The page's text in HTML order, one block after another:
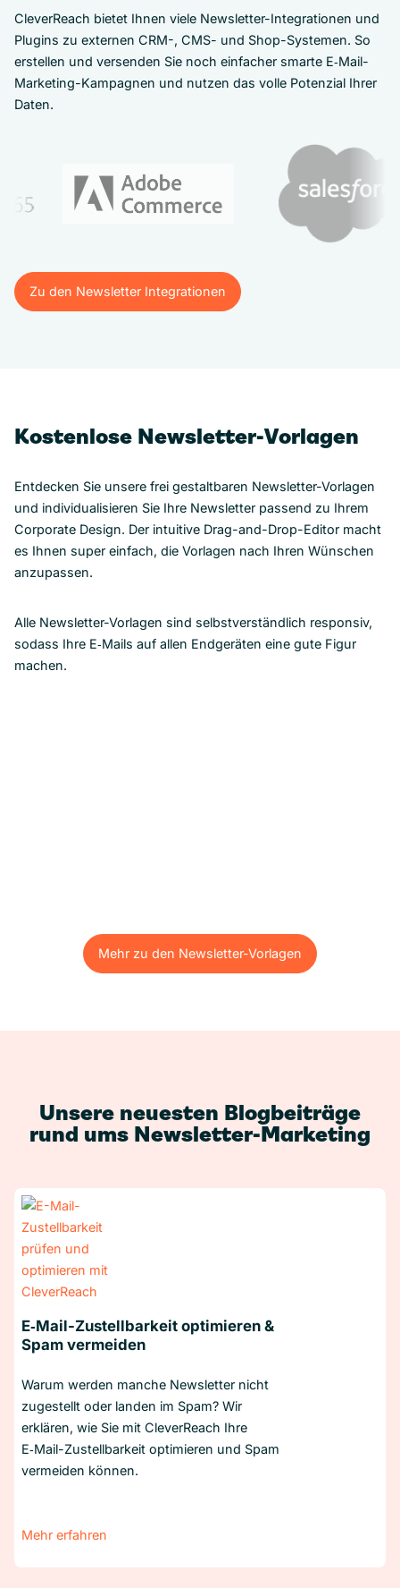
CleverReach bietet Ihnen viele Newsletter-Integrationen und
Plugins zu externen CRM-, CMS- und Shop-Systemen. So
erstellen und versenden Sie noch einfacher smarte E‑Mail-
Marketing-Kampagnen und nutzen das volle Potenzial Ihrer
Daten.
Zu den Newsletter Integrationen
Zu den Newsletter Integrationen
Kostenlose Newsletter-Vorlagen
Entdecken Sie unsere frei gestaltbaren Newsletter-Vorlagen
und individualisieren Sie Ihre Newsletter passend zu Ihrem
Corporate Design. Der intuitive Drag-and-Drop-Editor macht
es Ihnen super einfach, die Vorlagen nach Ihren Wünschen
anzupassen.
Alle Newsletter-Vorlagen sind selbstverständlich responsiv,
sodass Ihre E‑Mails auf allen Endgeräten eine gute Figur
machen.
Mehr zu den Newsletter-Vorlagen
Mehr zu den Newsletter-Vorlagen
Unsere neuesten Blogbeiträge
rund ums Newsletter-Marketing
E‑Mail-Zustellbarkeit optimieren &
Spam vermeiden
Warum werden manche Newsletter nicht
zugestellt oder landen im Spam? Wir
erklären, wie Sie mit CleverReach Ihre
E‑Mail-Zustellbarkeit optimieren und Spam
vermeiden können.
Mehr erfahren